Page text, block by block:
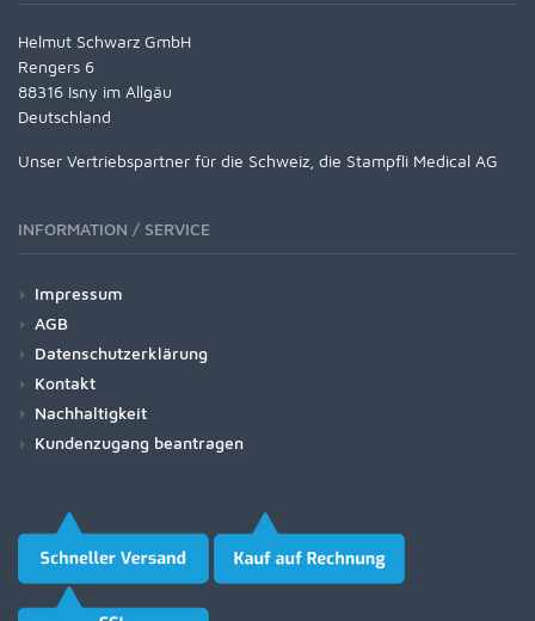
Helmut Schwarz GmbH
Rengers 6
88316 Isny im Allgäu
Deutschland
Unser Vertriebspartner für die Schweiz, die Stampfli Medical AG
INFORMATION / SERVICE
Impressum
AGB
Datenschutzerklärung
Kontakt
Nachhaltigkeit
Kundenzugang beantragen